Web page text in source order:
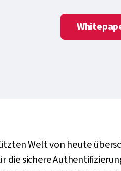
Welt von heute
die sichere